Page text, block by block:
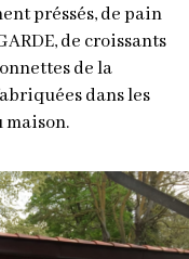
préssés, de pain
de croissants
de la
dans les
maison.